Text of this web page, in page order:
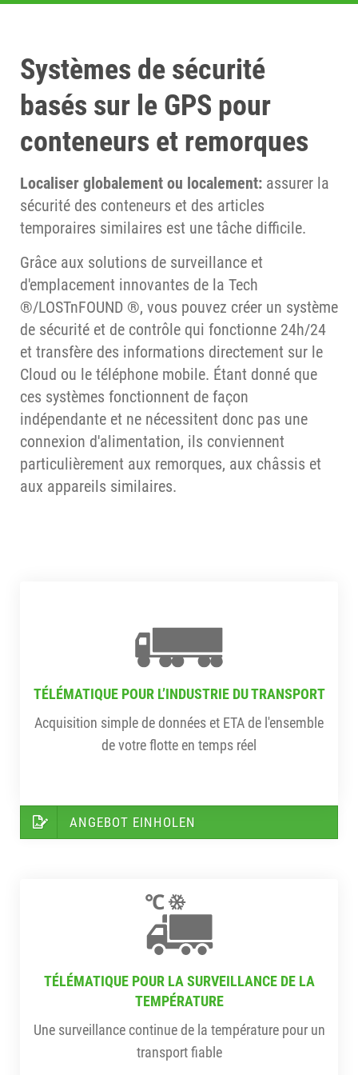
Systèmes de sécurité
basés sur le GPS pour
conteneurs et remorques
Localiser globalement ou localement: assurer la
sécurité des conteneurs et des articles
temporaires similaires est une tâche difficile.
Grâce aux solutions de surveillance et
d'emplacement innovantes de la Tech
®/LOSTnFOUND ®, vous pouvez créer un système
de sécurité et de contrôle qui fonctionne 24h/24
et transfère des informations directement sur le
Cloud ou le téléphone mobile. Étant donné que
ces systèmes fonctionnent de façon
indépendante et ne nécessitent donc pas une
connexion d'alimentation, ils conviennent
particulièrement aux remorques, aux châssis et
aux appareils similaires.
TÉLÉMATIQUE POUR L’INDUSTRIE DU TRANSPORT
Acquisition simple de données et ETA de l'ensemble
de votre flotte en temps réel
ANGEBOT EINHOLEN
TÉLÉMATIQUE POUR LA SURVEILLANCE DE LA
TEMPÉRATURE
Une surveillance continue de la température pour un
transport fiable